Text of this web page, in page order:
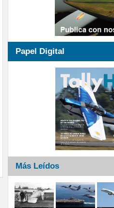
Papel Digital
Más Leídos